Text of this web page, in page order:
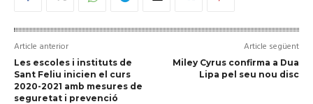
Article anterior
Les escoles i instituts de
Sant Feliu inicien el curs
2020-2021 amb mesures de
seguretat i prevenció
Article següent
Miley Cyrus confirma a Dua
Lipa pel seu nou disc